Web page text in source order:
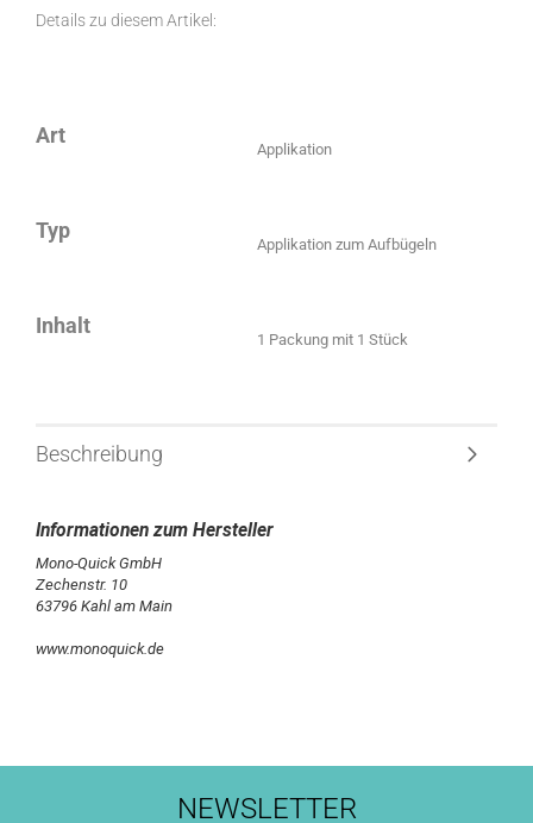
Details zu diesem Artikel:
Art
Applikation
Typ
Applikation zum Aufbügeln
Inhalt
1 Packung mit 1 Stück
Beschreibung
Mono-Quick GmbH
Zechenstr. 10
63796 Kahl am Main
www.monoquick.de
NEWSLETTER